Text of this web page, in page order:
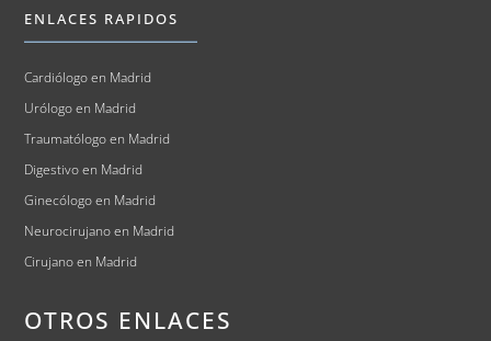
ENLACES RAPIDOS
Cardiólogo en Madrid
Urólogo en Madrid
Traumatólogo en Madrid
Digestivo en Madrid
Ginecólogo en Madrid
Neurocirujano en Madrid
Cirujano en Madrid
OTROS ENLACES